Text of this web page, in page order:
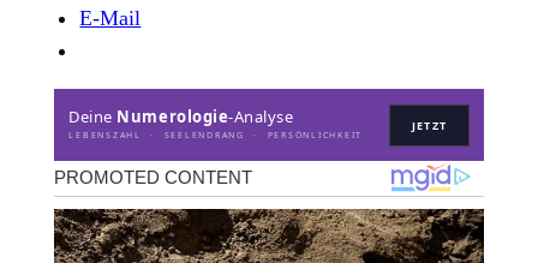
E-Mail
Deine Numerologie-Analyse
LEBENSZAHL · SEELENDRANG · PERSÖNLICHKEIT
JETZT